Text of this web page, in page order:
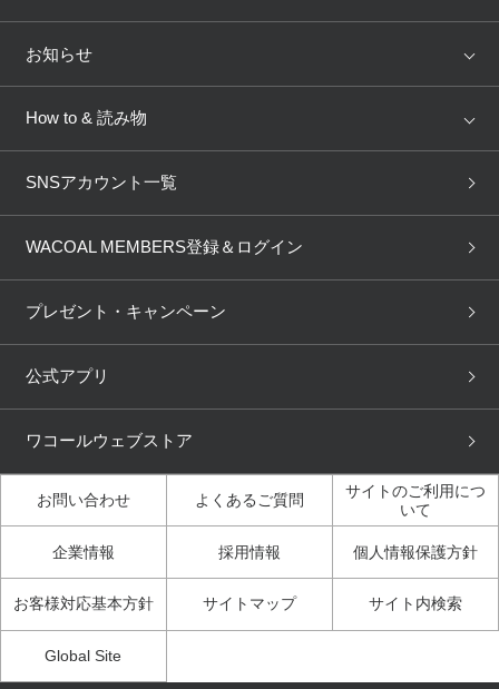
トピックス
AMPHI une nana cool
OUR WACOAL
WACOAL Remamma Mens Innerwear
Licensed Brands
店舗を探す
ブラ無料診断
3Dボディスキャン
お知らせ
新着情報
商品回収
ニュース＆トピックス
How to & 読み物
下着の基礎知識
ブラパン ワコールスタイル
大人の工場見学inベトナム
人間科学研究開発センター見
学
ガイド（マンガ）
3Dボディスキャン体験（マ
SNSアカウント一覧
WACOAL MEMBERS登録＆ログイン
プレゼント・キャンペーン
公式アプリ
ワコールウェブストア
お問い合わせ よくあるご質問
サイトのご利用につ
いて
企業情報 採用情報 個人情報保護方針
お客様対応基本方針 サイトマップ サイト内検索
Global Site